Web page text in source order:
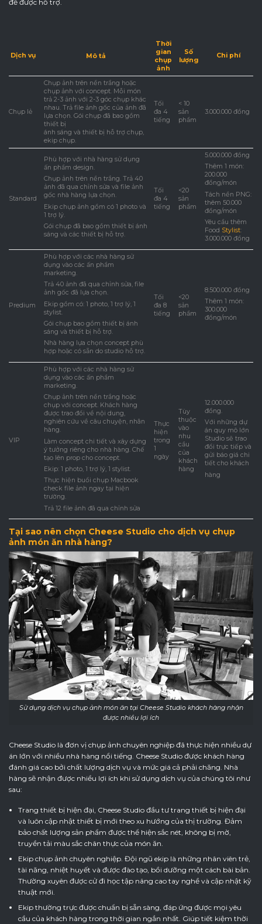
để được hỗ trợ.
Dịch vụ Mô tả
Thời
gian
chụp
ảnh
Số
lượng
Chi phí
Chụp lẻ
Chụp ảnh trên nền trắng hoặc
chụp ảnh với concept. Mỗi món
trả 2-3 ảnh với 2-3 góc chụp khác
nhau. Trả file ảnh gốc của ảnh đã
lựa chọn. Gói chụp đã bao gồm
thiết bị
ánh sáng và thiết bị hỗ trợ chụp,
ekip chụp.
Tối
đa 4
tiếng
< 10
sản
phẩm
3.000.000 đồng
Standard
Phù hợp với nhà hàng sử dụng
ấn phẩm design.
Chụp ảnh trên nền trắng. Trả 40
ảnh đã qua chỉnh sửa và file ảnh
gốc nhà hàng lựa chọn.
Ekip chụp ảnh gồm có 1 photo và
1 trợ lý.
Gói chụp đã bao gồm thiết bị ánh
sáng và các thiết bị hỗ trợ.
Tối
đa 4
tiếng
<20
sản
phẩm
5.000.000 đồng
Thêm 1 món:
200.000
đồng/món
Tách nền PNG:
thêm 50.000
đồng/món
Yêu cầu thêm
Food Stylist:
3.000.000 đồng
Predium
Phù hợp với các nhà hàng sử
dụng vào các ấn phẩm
marketing.
Trả 40 ảnh đã qua chỉnh sửa, file
ảnh gốc đã lựa chọn.
Ekip gồm có: 1 photo, 1 trợ lý, 1
stylist.
Gói chụp bao gồm thiết bị ánh
sáng và thiết bị hỗ trợ.
Nhà hàng lựa chọn concept phù
hợp hoặc có sẵn do studio hỗ trợ.
Tối
đa 8
tiếng
<20
sản
phẩm
8.500.000 đồng
Thêm 1 món:
300.000
đồng/món
VIP
Phù hợp với các nhà hàng sử
dụng vào các ấn phẩm
marketing.
Chụp ảnh trên nền trắng hoặc
chụp với concept. Khách hàng
được trao đổi về nội dung,
nghiên cứu về câu chuyện, nhãn
hàng.
Làm concept chi tiết và xây dựng
ý tưởng riêng cho nhà hàng. Chế
tạo lên prop cho concept.
Ekip: 1 photo, 1 trợ lý, 1 stylist.
Thực hiện buổi chụp Macbook
check file ảnh ngay tại hiện
trường.
Trả 12 file ảnh đã qua chỉnh sửa
Thực
hiện
trong
1
ngày
Tùy
thuộc
vào
nhu
cầu
của
khách
hàng
12.000.000
đồng.
Với những dự
án quy mô lớn
Studio sẽ trao
đổi trực tiếp và
gửi báo giá chi
tiết cho khách
hàng
Tại sao nên chọn Cheese Studio cho dịch vụ chụp
ảnh món ăn nhà hàng?
Sử dụng dịch vụ chụp ảnh món ăn tại Cheese Studio khách hàng nhận
được nhiều lợi ích
Cheese Studio là đơn vị chụp ảnh chuyên nghiệp đã thực hiện nhiều dự
án lớn với nhiều nhà hàng nổi tiếng. Cheese Studio được khách hàng
đánh giá cao bởi chất lượng dịch vụ và mức giá cả phải chăng. Nhà
hàng sẽ nhận được nhiều lợi ích khi sử dụng dịch vụ của chúng tôi như
sau:
Trang thiết bị hiện đại, Cheese Studio đầu tư trang thiết bị hiện đại
và luôn cập nhật thiết bị mới theo xu hướng của thị trường. Đảm
bảo chất lượng sản phẩm được thể hiện sắc nét, không bị mờ,
truyền tải màu sắc chân thực của món ăn.
Ekip chụp ảnh chuyên nghiệp. Đội ngũ ekip là những nhân viên trẻ,
tài năng, nhiệt huyết và được đào tạo, bồi dưỡng một cách bài bản.
Thường xuyên được cử đi học tập nâng cao tay nghề và cập nhật kỹ
thuật mới.
Ekip thường trực được chuẩn bị sẵn sàng, đáp ứng được mọi yêu
cầu của khách hàng trong thời gian ngắn nhất. Giúp tiết kiệm thời